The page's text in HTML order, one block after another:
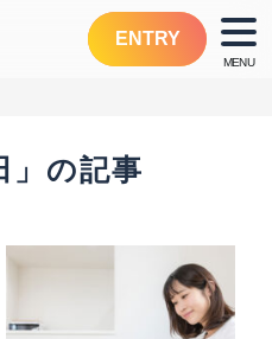
ENTRY
」の記事